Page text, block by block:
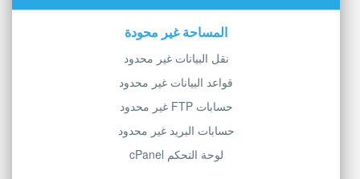
المساحة غير محودة
نقل البيانات غير محدود
قواعد البيانات غير محدود
حسابات FTP غير محدود
حسابات البريد غير محدود
لوحة التحكم cPanel